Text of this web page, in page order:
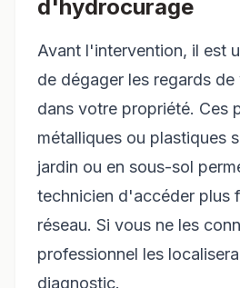
d'hydrocurage
Avant l'intervention, il est
de dégager les regards
dans votre propriété. Ces
métalliques ou plastiques
jardin ou en sous-sol
technicien d'accéder plus
réseau. Si vous ne les
professionnel les
diagnostic.